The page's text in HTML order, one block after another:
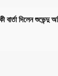
দিলেন শুভেন্দু